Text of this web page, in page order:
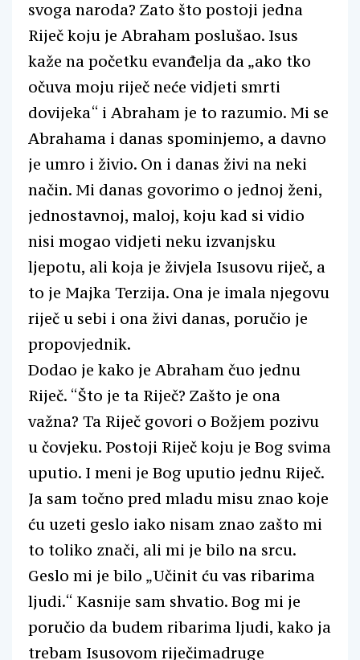
svoga naroda? Zato što postoji jedna
Riječ koju je Abraham poslušao. Isus
kaže na početku evanđelja da „ako tko
očuva moju riječ neće vidjeti smrti
dovijeka“ i Abraham je to razumio. Mi se
Abrahama i danas spominjemo, a davno
je umro i živio. On i danas živi na neki
način. Mi danas govorimo o jednoj ženi,
jednostavnoj, maloj, koju kad si vidio
nisi mogao vidjeti neku izvanjsku
ljepotu, ali koja je živjela Isusovu riječ, a
to je Majka Terzija. Ona je imala njegovu
riječ u sebi i ona živi danas, poručio je
propovjednik.
Dodao je kako je Abraham čuo jednu
Riječ. “Što je ta Riječ? Zašto je ona
važna? Ta Riječ govori o Božjem pozivu
u čovjeku. Postoji Riječ koju je Bog svima
uputio. I meni je Bog uputio jednu Riječ.
Ja sam točno pred mladu misu znao koje
ću uzeti geslo iako nisam znao zašto mi
to toliko znači, ali mi je bilo na srcu.
Geslo mi je bilo „Učinit ću vas ribarima
ljudi.“ Kasnije sam shvatio. Bog mi je
poručio da budem ribarima ljudi, kako ja
trebam Isusovom riječimadruge